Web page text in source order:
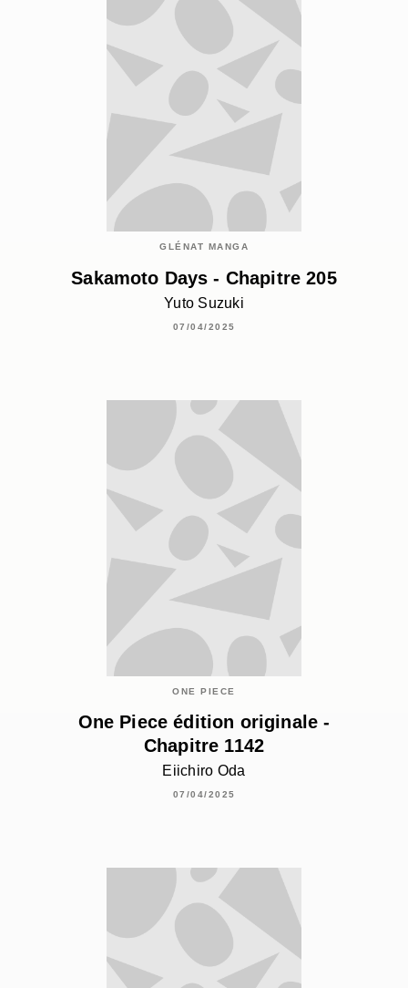
GLÉNAT MANGA
Sakamoto Days - Chapitre 205
Yuto Suzuki
07/04/2025
ONE PIECE
One Piece édition originale -
Chapitre 1142
Eiichiro Oda
07/04/2025